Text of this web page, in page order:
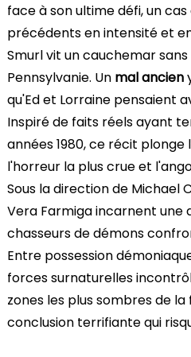
face à son ultime défi, un
précédents en intensité et
Smurl vit un cauchemar
Pennsylvanie. Un mal ancien
qu'Ed et Lorraine pensaient
Inspiré de faits réels ayant
années 1980, ce récit
l'horreur la plus crue et
Sous la direction de Michael
Vera Farmiga incarnent une
chasseurs de démons
Entre possession
forces surnaturelles
zones les plus sombres de
conclusion terrifiante qui